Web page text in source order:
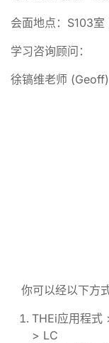
会面地点：S103
学习咨询顾问：
徐镐维老师 (Geoff)
你可以经以下方
THEi应用程
> LC